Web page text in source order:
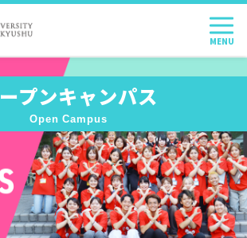
プンキャンパス
Open Campus